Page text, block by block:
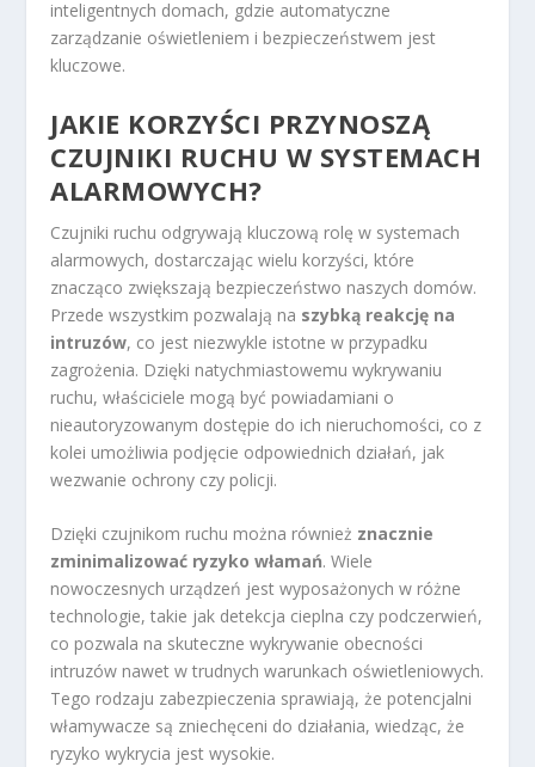
inteligentnych domach, gdzie automatyczne
zarządzanie oświetleniem i bezpieczeństwem jest
kluczowe.
JAKIE KORZYŚCI PRZYNOSZĄ
CZUJNIKI RUCHU W SYSTEMACH
ALARMOWYCH?
Czujniki ruchu odgrywają kluczową rolę w systemach
alarmowych, dostarczając wielu korzyści, które
znacząco zwiększają bezpieczeństwo naszych domów.
Przede wszystkim pozwalają na szybką reakcję na
intruzów, co jest niezwykle istotne w przypadku
zagrożenia. Dzięki natychmiastowemu wykrywaniu
ruchu, właściciele mogą być powiadamiani o
nieautoryzowanym dostępie do ich nieruchomości, co z
kolei umożliwia podjęcie odpowiednich działań, jak
wezwanie ochrony czy policji.
Dzięki czujnikom ruchu można również znacznie
zminimalizować ryzyko włamań. Wiele
nowoczesnych urządzeń jest wyposażonych w różne
technologie, takie jak detekcja cieplna czy podczerwień,
co pozwala na skuteczne wykrywanie obecności
intruzów nawet w trudnych warunkach oświetleniowych.
Tego rodzaju zabezpieczenia sprawiają, że potencjalni
włamywacze są zniechęceni do działania, wiedząc, że
ryzyko wykrycia jest wysokie.